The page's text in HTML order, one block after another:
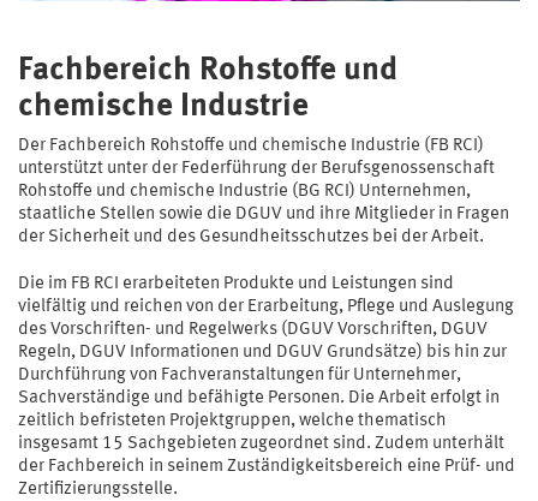
Fachbereich Rohstoffe und
chemische Industrie
Der Fachbereich Rohstoffe und chemische Industrie (FB RCI)
unterstützt unter der Federführung der Berufsgenossenschaft
Rohstoffe und chemische Industrie (BG RCI) Unternehmen,
staatliche Stellen sowie die DGUV und ihre Mitglieder in Fragen
der Sicherheit und des Gesundheitsschutzes bei der Arbeit.
Die im FB RCI erarbeiteten Produkte und Leistungen sind
vielfältig und reichen von der Erarbeitung, Pflege und Auslegung
des Vorschriften- und Regelwerks (DGUV Vorschriften, DGUV
Regeln, DGUV Informationen und DGUV Grundsätze) bis hin zur
Durchführung von Fachveranstaltungen für Unternehmer,
Sachverständige und befähigte Personen. Die Arbeit erfolgt in
zeitlich befristeten Projektgruppen, welche thematisch
insgesamt 15 Sachgebieten zugeordnet sind. Zudem unterhält
der Fachbereich in seinem Zuständigkeitsbereich eine Prüf- und
Zertifizierungsstelle.